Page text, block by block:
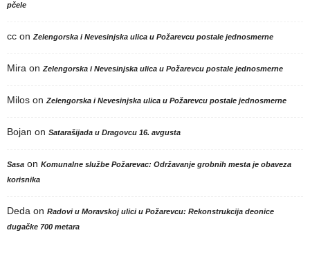
pčele
cc on Zelengorska i Nevesinjska ulica u Požarevcu postale jednosmerne
Mira on Zelengorska i Nevesinjska ulica u Požarevcu postale jednosmerne
Milos on Zelengorska i Nevesinjska ulica u Požarevcu postale jednosmerne
Bojan on Satarašijada u Dragovcu 16. avgusta
Sasa on Komunalne službe Požarevac: Održavanje grobnih mesta je obaveza
korisnika
Deda on Radovi u Moravskoj ulici u Požarevcu: Rekonstrukcija deonice
dugačke 700 metara